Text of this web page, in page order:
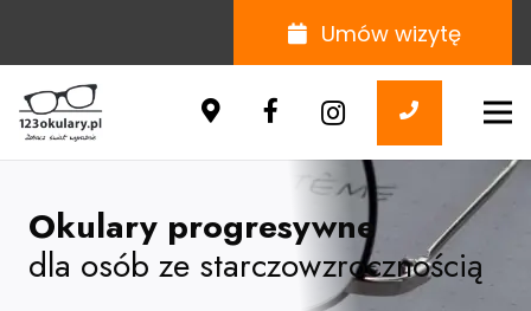
Umów wizytę
Okulary progresywne
dla osób ze starczowzrocznością